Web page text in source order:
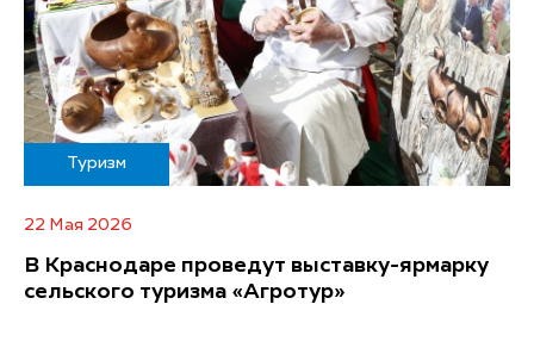
Туризм
22 Мая 2026
В Краснодаре проведут выставку-ярмарку
сельского туризма «Агротур»